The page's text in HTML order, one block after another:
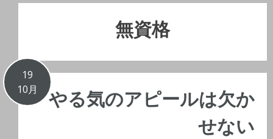
無資格
19
10月
やる気のアピールは欠か
せない